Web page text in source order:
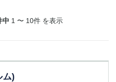
中 1 〜 10件 を表示
)
反田
山
円寺